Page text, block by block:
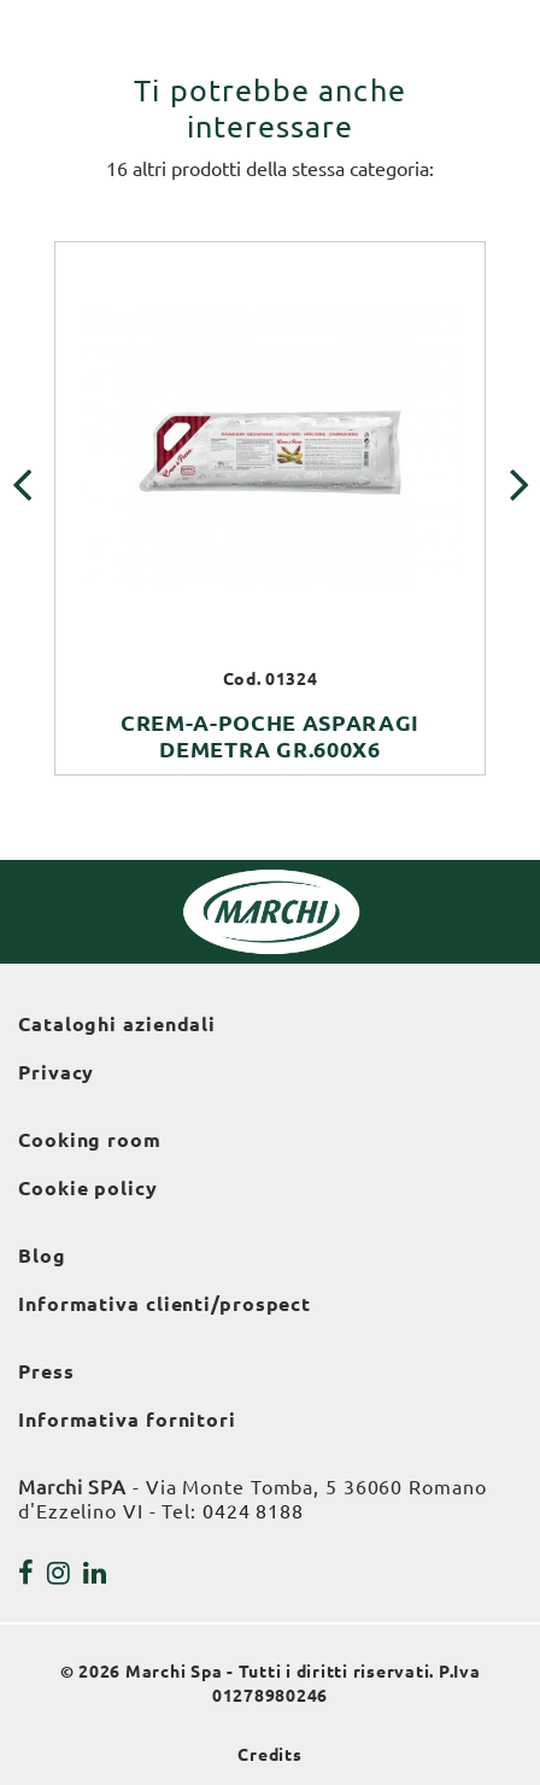
Ti potrebbe anche
interessare
16 altri prodotti della stessa categoria:
Cod. 01324
CREM-A-POCHE ASPARAGI
DEMETRA GR.600X6
Cataloghi aziendali
Privacy
Cooking room
Cookie policy
Blog
Informativa clienti/prospect
Press
Informativa fornitori
Marchi SPA - Via Monte Tomba, 5 36060 Romano
d'Ezzelino VI - Tel: 0424 8188
© 2026 Marchi Spa - Tutti i diritti riservati. P.Iva
01278980246
Credits